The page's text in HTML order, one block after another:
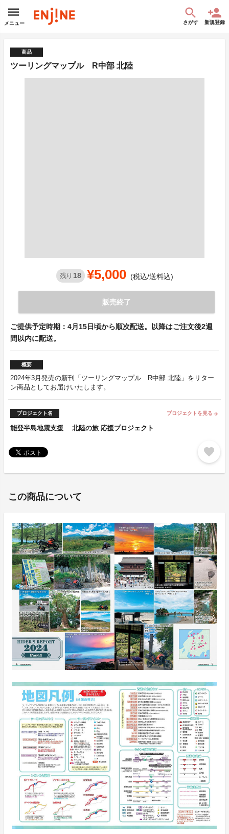
メニュー さがす 新規登録
商品
ツーリングマップル R中部 北陸
残り 18 ¥5,000 (税込/送料込)
販売終了
ご提供予定時期：4月15日頃から順次配送。以降はご注文後2週
間以内に配送。
概要
2024年3月発売の新刊「ツーリングマップル R中部 北陸」をリター
ン商品としてお届けいたします。
プロジェクト名 プロジェクトを見る arrow_forward
能登半島地震支援 北陸の旅 応援プロジェクト
favorite
この商品について